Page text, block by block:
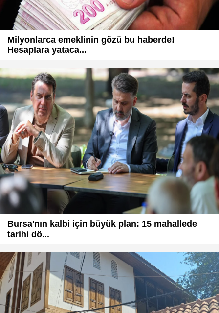
Milyonlarca emeklinin gözü bu haberde!
Hesaplara yataca...
Bursa'nın kalbi için büyük plan: 15 mahallede
tarihi dö...